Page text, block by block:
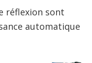
réflexion sont
automatique